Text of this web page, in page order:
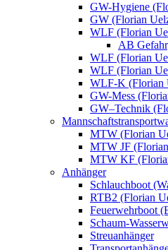
GW-Hygiene
GW (Florian
WLF (Florian
AB
WLF (Florian
WLF (Florian
WLF-K (Florian
GW-Mess
GW–Technik
MTW (Florian
MTW JF
MTW KF
Anhänger
Schlauchboot
RTB2 (Florian
Feuerwehrboot
Schaum-
Streuanhänger